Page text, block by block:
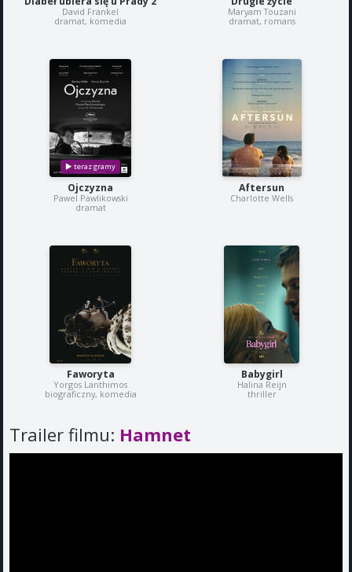
David Frankel
dramat, komedia
Maryam Touzani
dramat, romans
Ojczyzna
Pawel Pawlikowski
dramat
Aftersun
Charlotte Wells
Faworyta
Yorgos Lanthimos
biograficzny, komedia
Babygirl
Halina Reijn
thriller
Trailer filmu: Hamnet